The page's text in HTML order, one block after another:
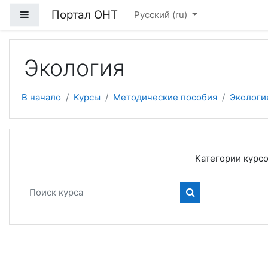
Боковая панель
Портал ОНТ Русский ‎(ru)‎
Экология
В начало Курсы Методические пособия
Категории
Поиск курса
Поиск курса